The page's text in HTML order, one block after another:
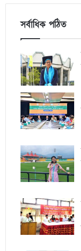
সর্বাধিক পঠিত